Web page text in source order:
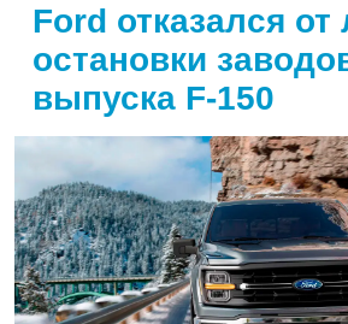
Ford отказался от
остановки
выпуска F-150